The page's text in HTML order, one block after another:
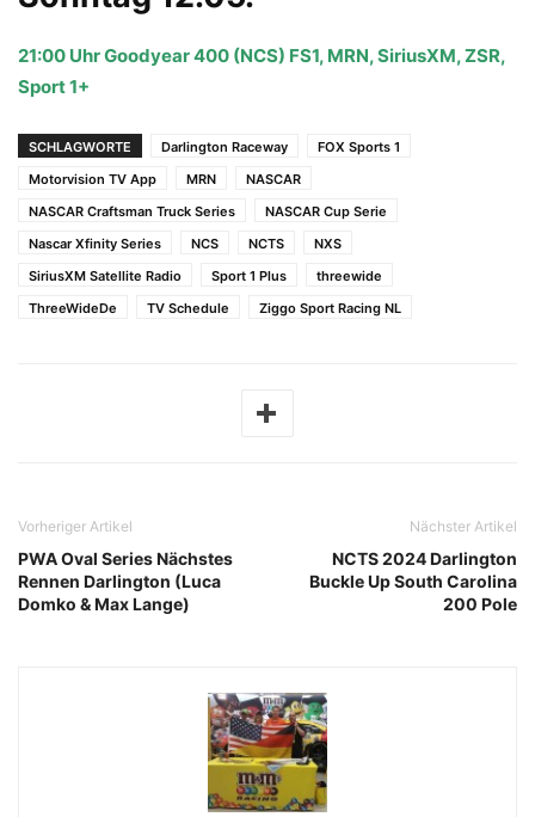
21:00 Uhr Goodyear 400 (NCS) FS1, MRN, SiriusXM, ZSR,
Sport 1+
SCHLAGWORTE Darlington Raceway
FOX Sports 1
Motorvision TV App
MRN
NASCAR
NASCAR Craftsman Truck Series
NASCAR Cup Serie
Nascar Xfinity Series
NCS NCTS
NXS
SiriusXM Satellite Radio
Sport 1 Plus
threewide
ThreeWideDe
TV Schedule Ziggo Sport Racing NL
Vorheriger Artikel
PWA Oval Series Nächstes
Rennen Darlington (Luca
Domko & Max Lange)
Nächster Artikel
NCTS 2024 Darlington
Buckle Up South Carolina
200 Pole